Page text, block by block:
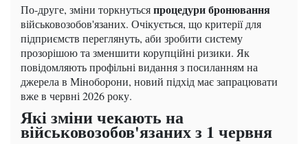
По-друге, зміни торкнутьсяпроцедури бронювання
військовозобов'язаних. Очікується, що критерії для
підприємств переглянуть, аби зробити систему
прозорішою та зменшити корупційні ризики. Як
повідомляють профільні видання з посиланням на
джерела в Міноборони, новий підхід має запрацювати
вже в червні 2026 року.
Які зміни чекають на
військовозобов'язаних з 1 червня